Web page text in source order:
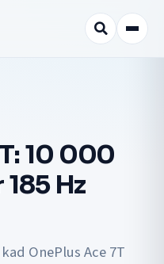
10 000
Hz
OnePlus Ace 7T